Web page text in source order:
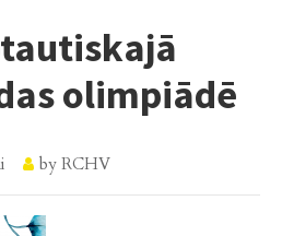
olimpiādē
by RCHV